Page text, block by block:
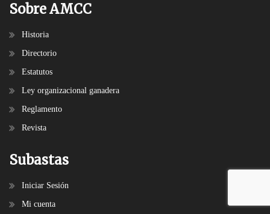
Sobre AMCC
Historia
Directorio
Estatutos
Ley organizacional ganadera
Reglamento
Revista
Subastas
Iniciar Sesión
Mi cuenta